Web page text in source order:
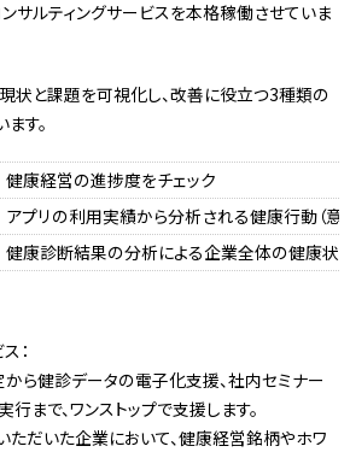
サルティングサービスを本格稼働させていま
状と課題を可視化し、改善に役立つ3種類の
す。
健康経営の進捗度をチェック
アプリの利用実績から分析される健康行動（意
健康診断結果の分析による企業全体の健康状
：
ら健診データの電子化支援、社内セミナー
まで、ワンストップで支援します。
ただいた企業において、健康経営銘柄やホワ